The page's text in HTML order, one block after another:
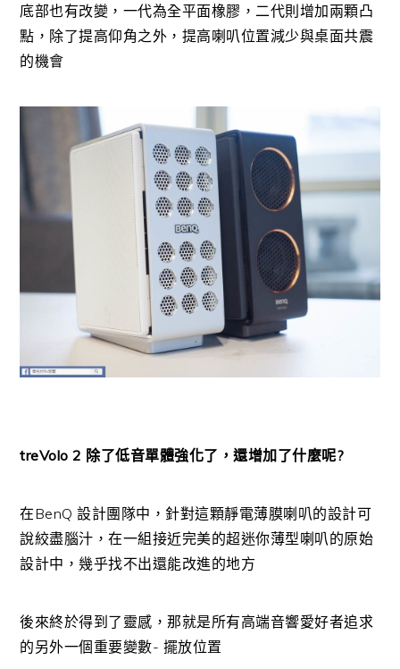
底部也有改變，一代為全平面橡膠，二代則增加兩顆凸
點，除了提高仰角之外，提高喇叭位置減少與桌面共震
的機會
treVolo 2 除了低音單體強化了，還增加了什麼呢?
在BenQ 設計團隊中，針對這顆靜電薄膜喇叭的設計可
說絞盡腦汁，在一組接近完美的超迷你薄型喇叭的原始
設計中，幾乎找不出還能改進的地方
後來終於得到了靈感，那就是所有高端音響愛好者追求
的另外一個重要變數- 擺放位置